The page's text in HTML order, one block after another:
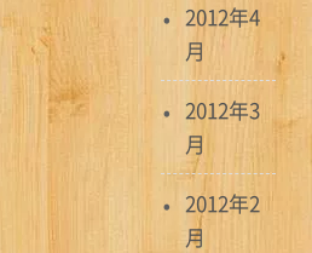
2012年4
月
2012年3
月
2012年2
月